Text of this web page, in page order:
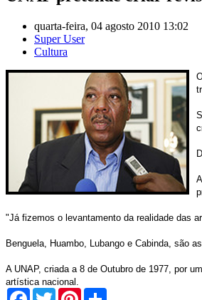
quarta-feira, 04 agosto 2010 13:02
Super User
Cultura
"Já fizemos o levantamento da realidade das
Benguela, Huambo, Lubango e Cabinda, são
A UNAP, criada a 8 de Outubro de 1977, por
artística nacional.
Facebook
TwitterPinterest